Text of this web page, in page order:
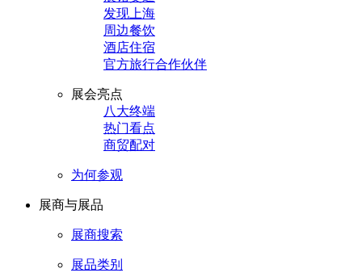
发现上海
周边餐饮
酒店住宿
官方旅行合作伙伴
展会亮点
八大终端
热门看点
商贸配对
为何参观
展商与展品
展商搜索
展品类别